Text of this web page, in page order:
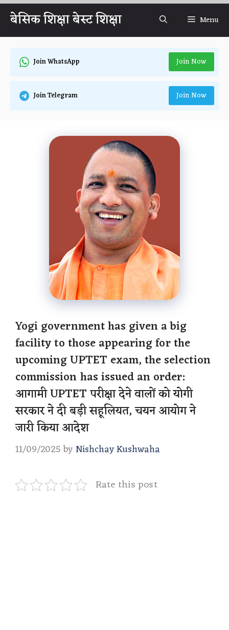
Skipबेसिक शिक्षा बेस्ट शिक्षा Menu
Join WhatsApp Join Now
Join Telegram Join Now
Yogi government has given a big
facility to those appearing for the
upcoming UPTET exam, the selection
commission has issued an order:
आगामी UPTET परीक्षा देने वालों को योगी
सरकार ने दी बड़ी सहूलियत, चयन आयोग ने
जारी किया आदेश
11/09/2025 byNishchay Kushwaha
Rate this post